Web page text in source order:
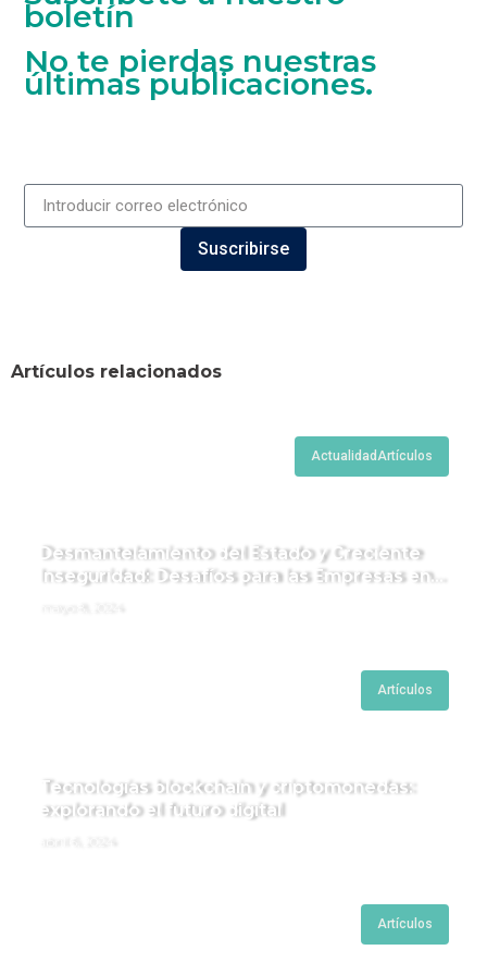
boletín
No te pierdas nuestras
últimas publicaciones.
Suscribirse
Artículos relacionados
ActualidadArtículos
Desmantelamiento del Estado y Creciente
Inseguridad: Desafíos para las Empresas en
Artículos
Tecnologías blockchain y criptomonedas:
explorando el futuro digital
Artículos